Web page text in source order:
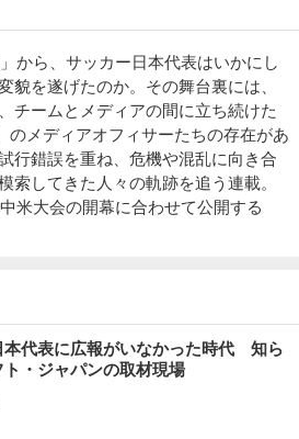
から、サッカー日本代表はいかにし
貌を遂げたのか。その舞台裏には、
チームとメディアの間に立ち続けた
のメディアオフィサーたちの存在があ
行錯誤を重ね、危機や混乱に向き合
索してきた人々の軌跡を追う連載。
米大会の開幕に合わせて公開する
本代表に広報がいなかった時代 知ら
・ジャパンの取材現場